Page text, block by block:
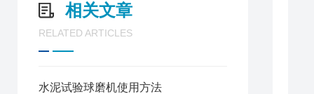
相关文章
RELATED ARTICLES
水泥试验球磨机使用方法